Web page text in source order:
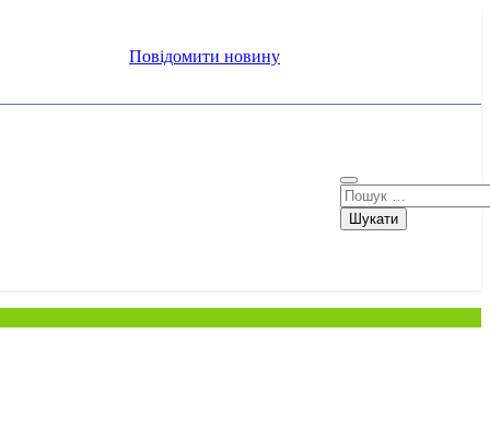
Повідомити новину
Пошук: